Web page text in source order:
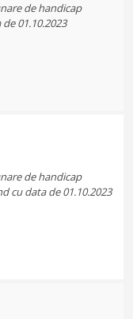
de handicap
01.10.2023
de handicap
cu data de 01.10.2023